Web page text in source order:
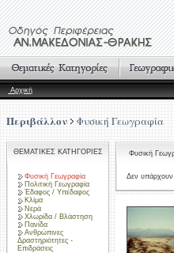
Αρχική
Περιβάλλον Φυσική Γεωγραφία
ΘΕΜΑΤΙΚΕΣ ΚΑΤΗΓΟΡΙΕΣ
Φυσική Γεωγραφία
Πολιτική Γεωγραφία
Έδαφος / Υπέδαφος
Κλίμα
Νερά
Χλωρίδα / Βλάστηση
Πανίδα
Ανθρώπινες
Δραστηριότητες -
Επιδράσεις
Φυσική
Δεν υπάρχουν